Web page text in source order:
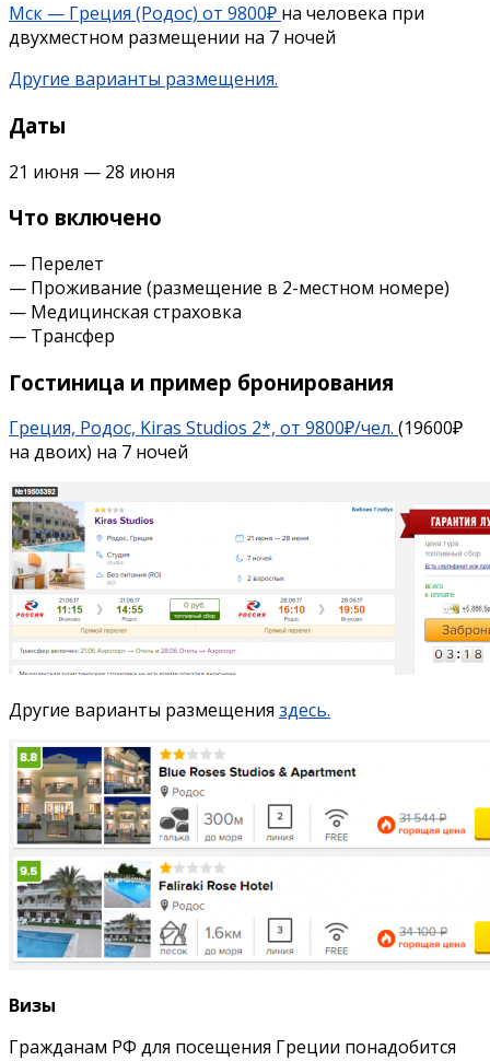
Мск — Греция (Родос) от 9800₽ на человека при
двухместном размещении на 7 ночей
Другие варианты размещения.
Даты
21 июня — 28 июня
Что включено
— Перелет
— Проживание (размещение в 2-местном номере)
— Медицинская страховка
— Трансфер
Гостиница и пример бронирования
Греция, Родос, Kiras Studios 2*, от 9800₽/чел. (19600₽
на двоих) на 7 ночей
Другие варианты размещения здесь.
Визы
Гражданам РФ для посещения Греции понадобится